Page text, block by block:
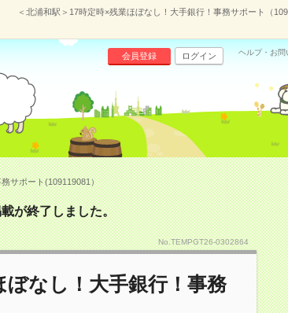
＜北浦和駅＞17時定時×残業ほぼなし！大手銀行！事務サポート（
会員登録 ログイン ヘルプ・お問
サポート(109119081）
が終了しました。
No.TEMPGT26-0302864
ぼなし！大手銀行！事務